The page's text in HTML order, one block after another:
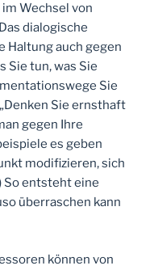
Wechsel von
dialogische
Haltung auch gegen
Sie tun, was Sie
Sie
Sie ernsthaft
gegen Ihre
es geben
modifizieren, sich
So entsteht eine
überraschen kann
können von